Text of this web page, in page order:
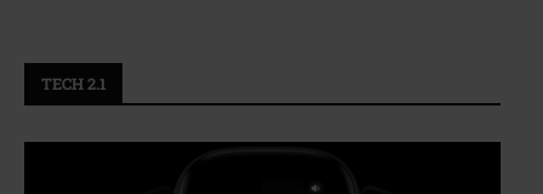
TECH 2.1